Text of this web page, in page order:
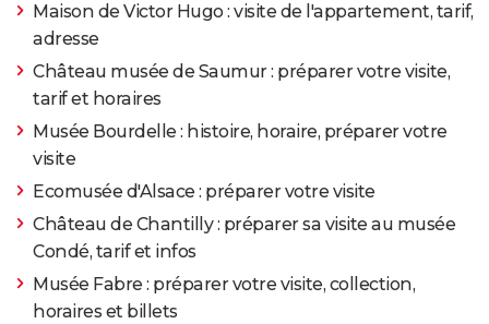
Maison de Victor Hugo : visite de l'appartement, tarif,
adresse
Château musée de Saumur : préparer votre visite,
tarif et horaires
Musée Bourdelle : histoire, horaire, préparer votre
visite
Ecomusée d'Alsace : préparer votre visite
Château de Chantilly : préparer sa visite au musée
Condé, tarif et infos
Musée Fabre : préparer votre visite, collection,
horaires et billets